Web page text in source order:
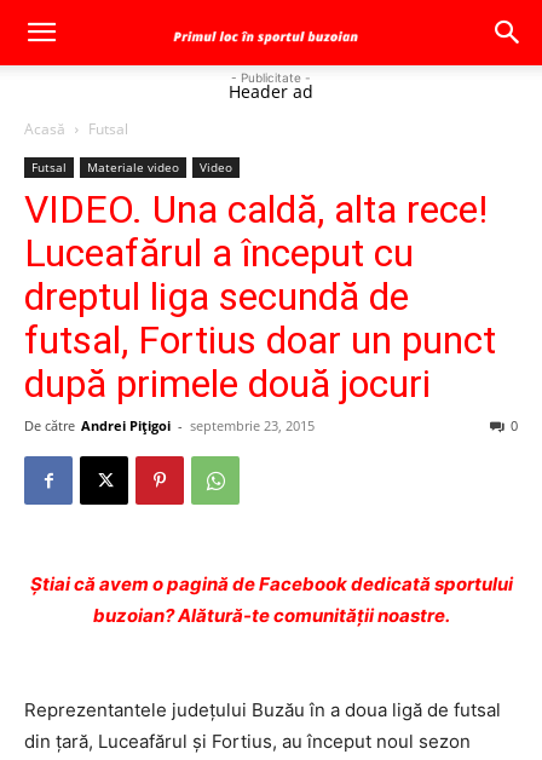
- Publicitate -
Header ad
Acasă Futsal
Futsal Materiale video Video
VIDEO. Una caldă, alta rece!
Luceafărul a început cu
dreptul liga secundă de
futsal, Fortius doar un punct
după primele două jocuri
De către Andrei Pițigoi - septembrie 23, 2015 0
Ştiai că avem o pagină de Facebook dedicată sportului
buzoian? Alătură-te comunității noastre.
Reprezentantele judeţului Buzău în a doua ligă de futsal
din ţară, Luceafărul şi Fortius, au început noul sezon